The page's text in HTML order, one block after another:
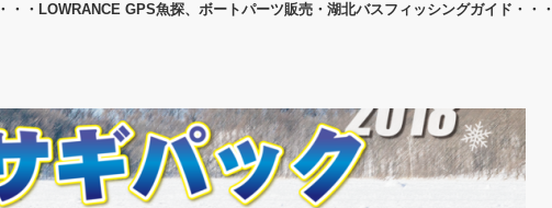
・・・LOWRANCE GPS魚探、ボートパーツ販売・湖北バスフィッシングガイド・・・